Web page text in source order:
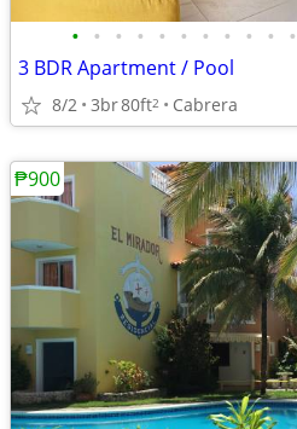
• • • • • • • • • • •
3 BDR Apartment / Pool
8/2 3br80ft2 Cabrera
₱900